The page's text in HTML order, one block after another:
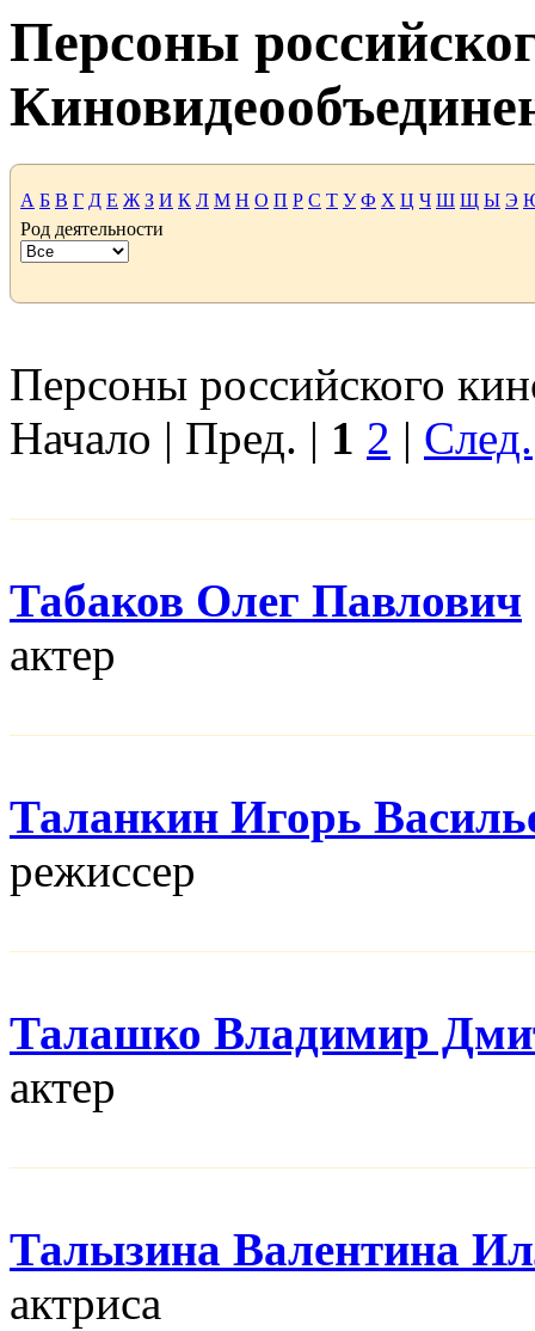
Персоны
А Б В Г Д Е Ж З И К Л М Н О П Р С Т У Ф Х Ц Ч Ш Щ Ы Э
Род деятельности
Персоны российского
Начало | Пред. | 1 2 | След.
Табаков Олег Павлович
актер
Таланкин Игорь
режисcер
Талашко Владимир
актер
Талызина Валентина
актриса